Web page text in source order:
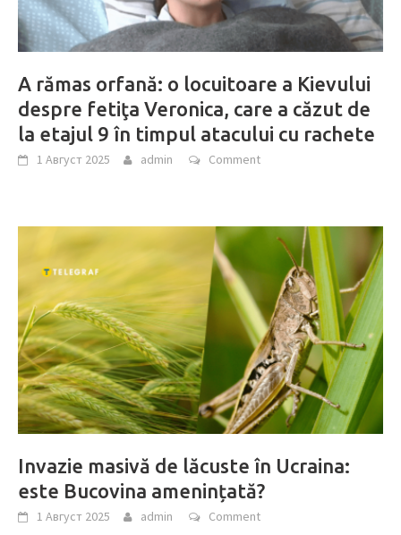
A rămas orfană: o locuitoare a Kievului
despre fetiţa Veronica, care a căzut de
la etajul 9 în timpul atacului cu rachete
1 Август 2025 admin Comment
Invazie masivă de lăcuste în Ucraina:
este Bucovina amenințată?
1 Август 2025 admin Comment